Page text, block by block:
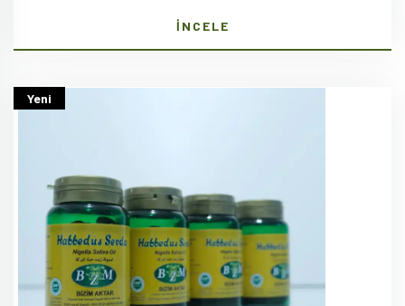
İNCELE
Yeni